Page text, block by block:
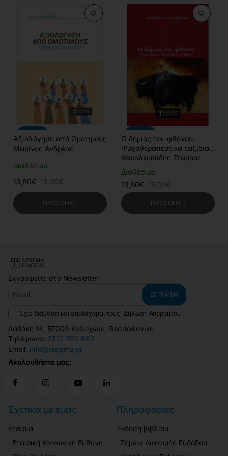
Διαθέσιμο
Αξιολόγηση από Ομότιμους
Μαρίνος Ανδρέας
13,50€ 15,00€
ΠΡΟΣΘΉΚΗ
Διαθέσιμο
Ο δήμιος του φθόνου:
Ψυχοθεραπευτικά ταξίδια
στο άβατον
Χαραλαμπίδης Σταύρος
13,50€ 15,00€
ΠΡΟΣΘΉΚΗ
Εγγραφείτε στο Newsletter
ΕΓΓΡΑΦΉ
Έχω διαβάσει και αποδέχομαι τους Δήλωση Απορρήτου
Δαβάκη 14, 57009 Καλοχώρι, Θεσσαλονίκη
Τηλέφωνο: 2310 700 682
Email: info@disigma.gr
Ακολουθήστε μας:
Σχετικά με εμάς
Εταιρία
Εταιρική Κοινωνική Ευθύνη
Πληροφορίες
Έκδοση βιβλίου
Σημεία Διανομής Ευδόξου